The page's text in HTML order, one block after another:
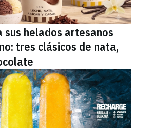
sus helados artesanos
tres clásicos de nata,